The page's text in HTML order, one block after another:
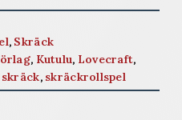
, Skräck
, Kutulu, Lovecraft,
skräck, skräckrollspel